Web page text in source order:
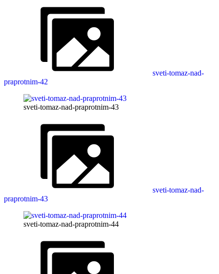
sveti-tomaz-nad-
praprotnim-42
sveti-tomaz-nad-praprotnim-43
sveti-tomaz-nad-
praprotnim-43
sveti-tomaz-nad-praprotnim-44